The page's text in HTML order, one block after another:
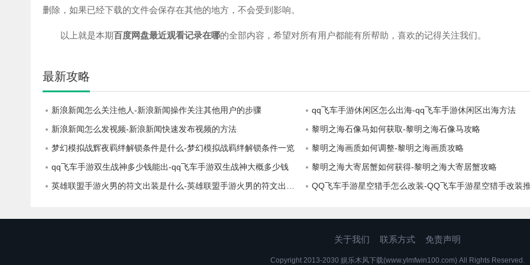
删除，如果已经下载的文件会保存在其他的地方，不会受到影响。
以上就是本期百度网盘最近观看记录在哪的全部内容，希望对所有用户都能有所帮助，喜欢的记得关注我们。
最新攻略
新浪新闻怎么关注他人-新浪新闻操作关注其他用户的步骤
qq飞车手游休闲区怎么出海-qq飞车手游休闲区出海方法
新浪新闻怎么发视频-新浪新闻快速发布视频的方法
黎明之海石像马如何获取-黎明之海石像马攻略
梦幻模拟战辉夜羁绊解锁条件是什么-梦幻模拟战羁绊解锁条件一览
黎明之海画质如何调整-黎明之海画质攻略
qq飞车手游双生战神多少钱能出-qq飞车手游双生战神大概多少钱
黎明之海大寄居蟹如何获得-黎明之海大寄居蟹攻略
英雄联盟手游火男的符文出装是什么-英雄联盟手游火男的符文出装攻略
QQ飞车手游星空猎手怎么改装-QQ飞车手游星空猎手改装
关于我们 联系方式 免责声明
Copyright 2013-2030 娱乐木风下载(www.ylmfwin100.com) All Rights Reserved.